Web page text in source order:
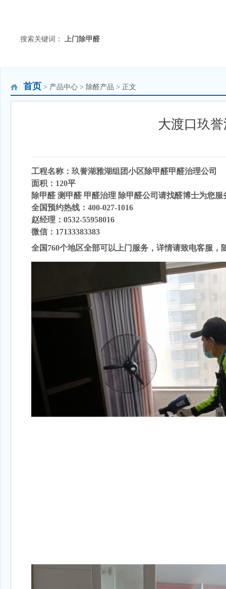
搜索关键词： 上门除甲醛
首页 > 产品中心 > 除醛产品 > 正文
大渡口玖
工程名称：玖誉湖雅湖组团小区除甲醛甲醛治理公司
面积：120平
除甲醛 测甲醛 甲醛治理 除甲醛公司请找醛博士为您服
全国预约热线：400-027-1016
赵经理：0532-55958016
微信：17133383383
全国760个地区全部可以上门服务，详情请致电客服，